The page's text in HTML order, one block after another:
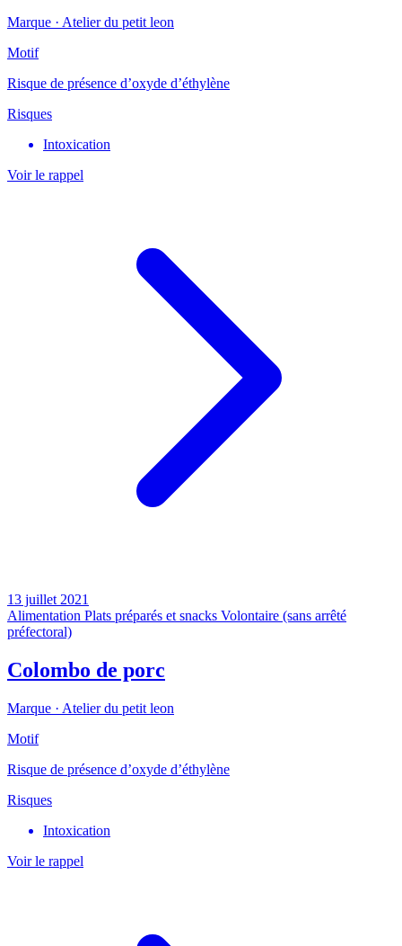
Marque · Atelier du petit leon
Motif
Risque de présence d’oxyde d’éthylène
Risques
Intoxication
Voir le rappel
13 juillet 2021
Alimentation Plats préparés et snacks Volontaire (sans arrêté
préfectoral)
Colombo de porc
Marque · Atelier du petit leon
Motif
Risque de présence d’oxyde d’éthylène
Risques
Intoxication
Voir le rappel